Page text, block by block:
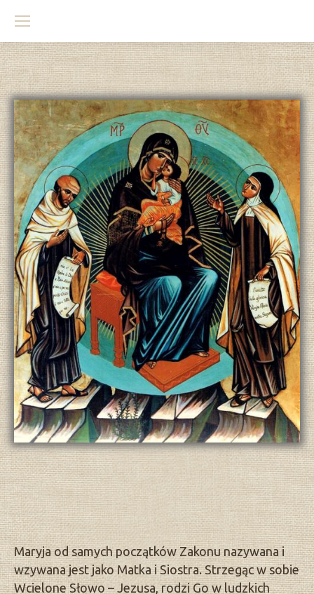
Maryja od samych początków Zakonu nazywana i
wzywana jest jako Matka i Siostra. Strzegąc w sobie
Wcielone Słowo – Jezusa, rodzi Go w ludzkich